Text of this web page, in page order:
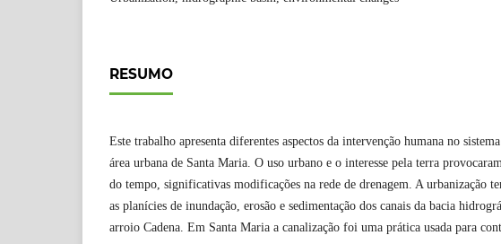
RESUMO
Este trabalho apresenta diferentes aspectos da intervenção humana no
área urbana de Santa Maria. O uso urbano e o interesse pela terra
do tempo, significativas modificações na rede de drenagem. A urbanização
as planícies de inundação, erosão e sedimentação dos canais da bacia
arroio Cadena. Em Santa Maria a canalização foi uma prática usada para